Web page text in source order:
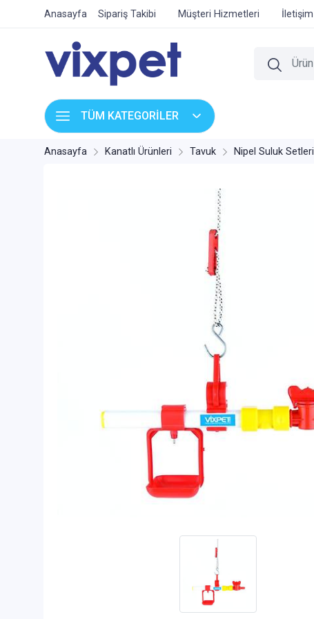
Anasayfa Sipariş Takibi Müşteri Hizmetleri İletişim
TÜM KATEGORİLER
Anasayfa Kanatlı Ürünleri Tavuk Nipel Suluk Setleri